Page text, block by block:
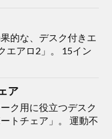
的な、デスク付きエ
エアロ2」。 15イン
ア
ク用に役立つデスク
トチェア」。 運動不